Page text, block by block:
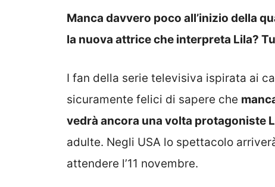
Manca davvero poco all’inizio della
la nuova attrice che interpreta Lila?
I fan della serie televisiva ispirata ai
sicuramente felici di sapere che
vedrà ancora una volta protagoniste
adulte. Negli USA lo spettacolo
attendere l’11 novembre.